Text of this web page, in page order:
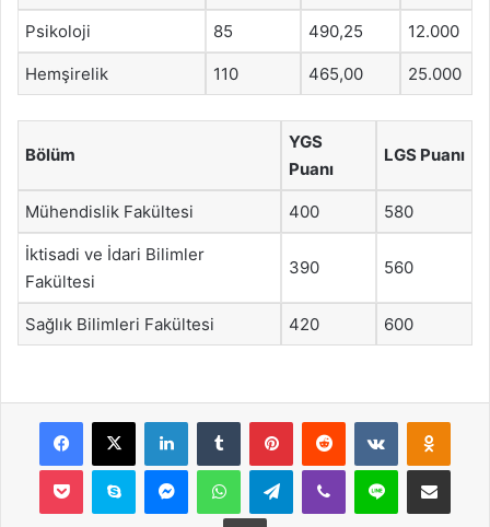
Psikoloji 85 490,25 12.000
Hemşirelik 110 465,00 25.000
Bölüm
YGS
Puanı
LGS Puanı
Mühendislik Fakültesi 400 580
İktisadi ve İdari Bilimler
Fakültesi
390 560
Sağlık Bilimleri Fakültesi 420 600
Facebook
X LinkedInTumblr PinterestReddit VKontakte
Pocket Skype MessengerWhatsAppTelegramViber Line E-Posta ile
Yazdır